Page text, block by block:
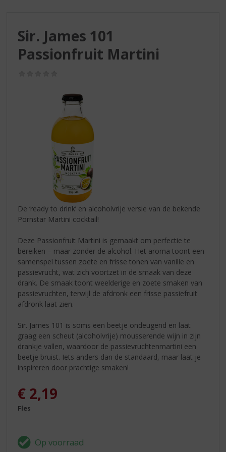
Sir. James 101
Passionfruit Martini
De ‘ready to drink’ en alcoholvrije versie van de bekende
Pornstar Martini cocktail!
Deze Passionfruit Martini is gemaakt om perfectie te
bereiken – maar zonder de alcohol. Het aroma toont een
samenspel tussen zoete en frisse tonen van vanille en
passievrucht, wat zich voortzet in de smaak van deze
drank. De smaak toont weelderige en zoete smaken van
passievruchten, terwijl de afdronk een frisse passiefruit
afdronk laat zien.
Sir. James 101 is soms een beetje ondeugend en laat
graag een scheut (alcoholvrije) mousserende wijn in zijn
drankje vallen, waardoor de passievruchtenmartini een
beetje bruist. Iets anders dan de standaard, maar laat je
inspireren door prachtige smaken!
€ 2,19
Fles